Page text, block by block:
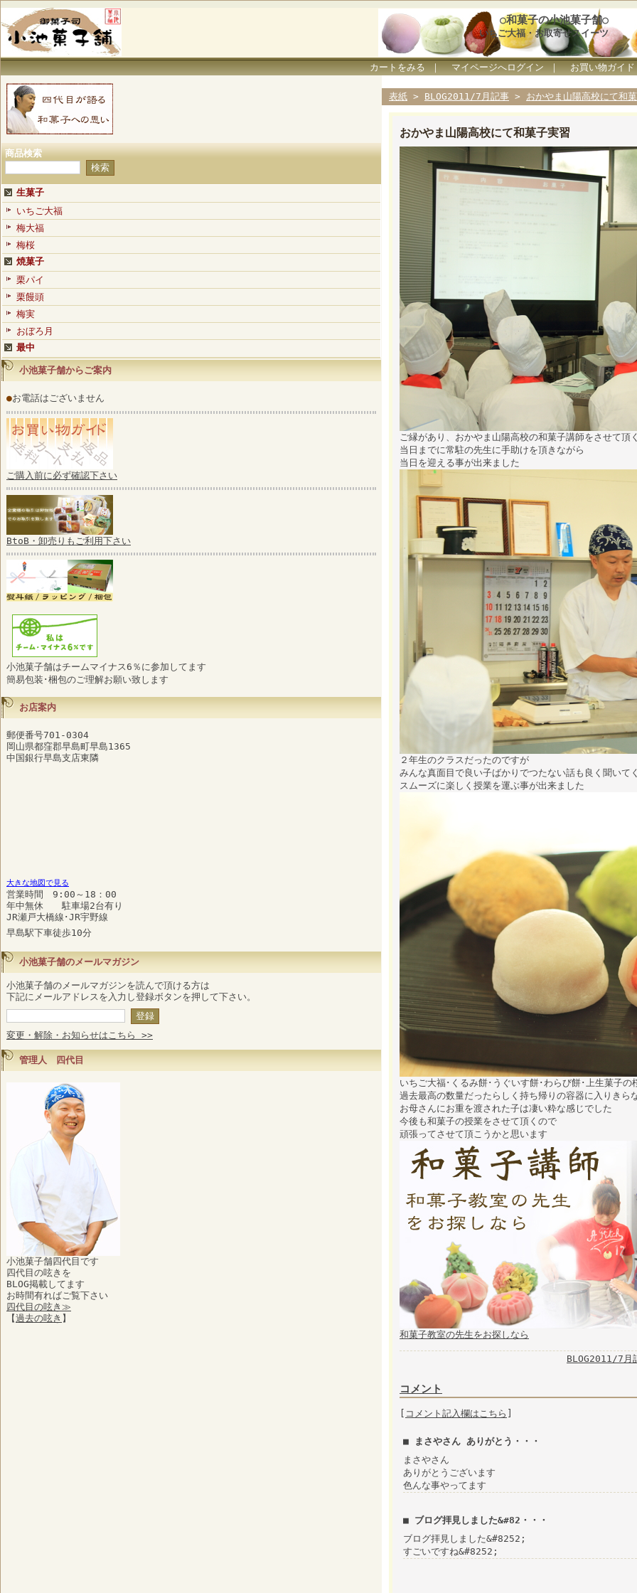
○和菓子の小池菓子舗○
いちご大福・お取寄せスイーツ
カートをみる ｜ マイページへログイン ｜ お買い物ガイド
商品検索
生菓子
いちご大福
梅大福
梅桜
焼菓子
栗パイ
栗饅頭
梅実
おぼろ月
最中
小池菓子舗からご案内
●お電話はございません
ご購入前に必ず確認下さい
BtoB・卸売りもご利用下さい
小池菓子舗はチームマイナス6％に参加してます
簡易包装･梱包のご理解お願い致します
お店案内
郵便番号701-0304
岡山県都窪郡早島町早島1365
中国銀行早島支店東隣
大きな地図で見る
営業時間 9:00～18：00
年中無休 駐車場2台有り
JR瀬戸大橋線･JR宇野線
早島駅下車徒歩10分
小池菓子舗のメールマガジン
小池菓子舗のメールマガジンを読んで頂ける方は
下記にメールアドレスを入力し登録ボタンを押して下さい。
変更・解除・お知らせはこちら >>
管理人 四代目
小池菓子舗四代目です
四代目の呟きを
BLOG掲載してます
お時間有ればご覧下さい
四代目の呟き≫
【過去の呟き 】
表紙 > BLOG2011/7月記事 > おかやま山陽高校にて和
おかやま山陽高校にて和菓子実習
ご縁があり、おかやま山陽高校の和菓子講師をさせて頂
当日までに常駐の先生に手助けを頂きながら
当日を迎える事が出来ました
２年生のクラスだったのですが
みんな真面目で良い子ばかりでつたない話も良く聞いて
スムーズに楽しく授業を運ぶ事が出来ました
いちご大福･くるみ餅･うぐいす餅･わらび餅･上生菓子の
過去最高の数量だったらしく持ち帰りの容器に入りきら
お母さんにお重を渡された子は凄い粋な感じでした
今後も和菓子の授業をさせて頂くので
頑張ってさせて頂こうかと思います
和菓子教室の先生をお探しなら
BLOG2011/7月
コメント
コメント記入欄はこちら
■ まさやさん ありがとう・・・
まさやさん
ありがとうございます
色んな事やってます
■ ブログ拝見しました&#82・・・
ブログ拝見しました&#8252;
すごいですね&#8252;